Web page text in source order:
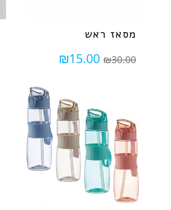
מסאז ראש
₪30.00
₪15.00